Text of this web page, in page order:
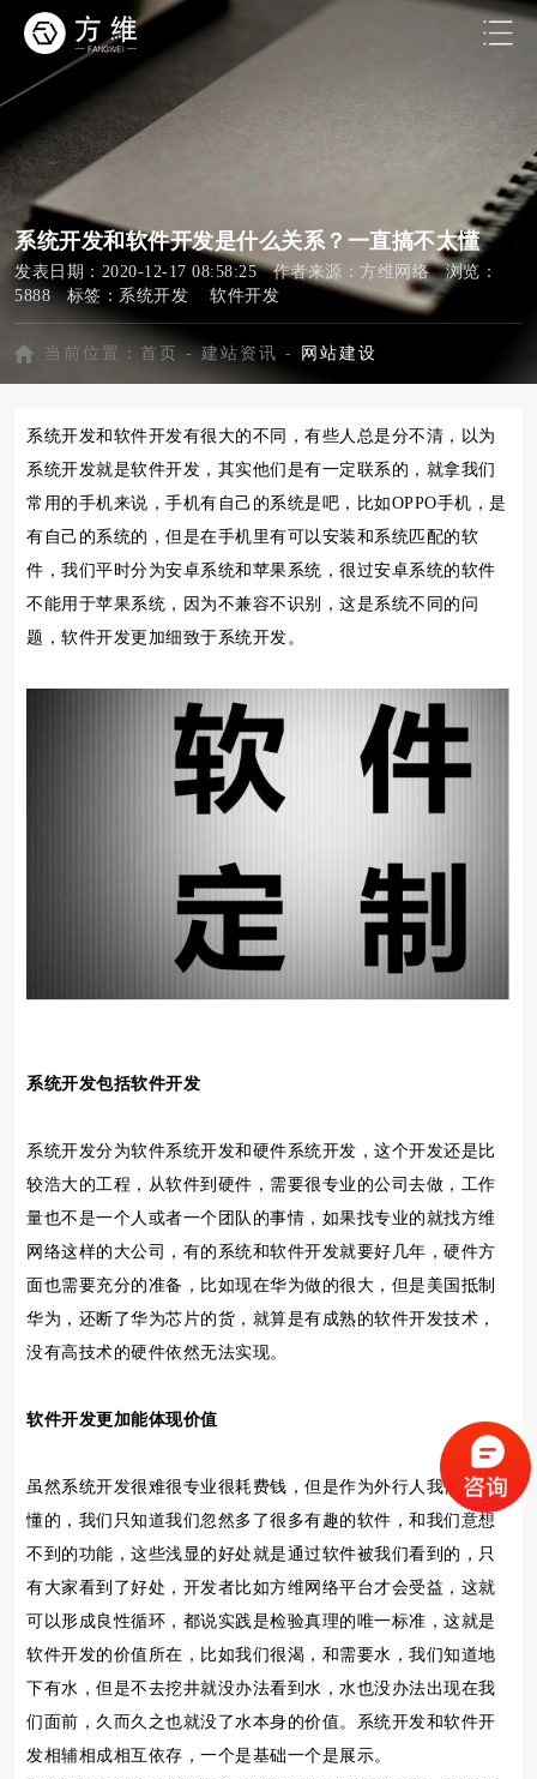
系统开发和软件开发是什么关系？一直搞不太懂
发表日期：2020-12-17 08:58:25 作者来源：方维网络 浏览：
5888 标签： 系统开发 软件开发
当前位置： 首页 - 建站资讯 - 网站建设
系统开发和软件开发有很大的不同，有些人总是分不清，以为
系统开发就是软件开发，其实他们是有一定联系的，就拿我们
常用的手机来说，手机有自己的系统是吧，比如OPPO手机，是
有自己的系统的，但是在手机里有可以安装和系统匹配的软
件，我们平时分为安卓系统和苹果系统，很过安卓系统的软件
不能用于苹果系统，因为不兼容不识别，这是系统不同的问
题，软件开发更加细致于系统开发。
系统开发包括软件开发
系统开发分为软件系统开发和硬件系统开发，这个开发还是比
较浩大的工程，从软件到硬件，需要很专业的公司去做，工作
量也不是一个人或者一个团队的事情，如果找专业的就找方维
网络这样的大公司，有的系统和软件开发就要好几年，硬件方
面也需要充分的准备，比如现在华为做的很大，但是美国抵制
华为，还断了华为芯片的货，就算是有成熟的软件开发技术，
没有高技术的硬件依然无法实现。
软件开发更加能体现价值
虽然系统开发很难很专业很耗费钱，但是作为外行人我们是不
懂的，我们只知道我们忽然多了很多有趣的软件，和我们意想
不到的功能，这些浅显的好处就是通过软件被我们看到的，只
有大家看到了好处，开发者比如方维网络平台才会受益，这就
可以形成良性循环，都说实践是检验真理的唯一标准，这就是
软件开发的价值所在，比如我们很渴，和需要水，我们知道地
下有水，但是不去挖井就没办法看到水，水也没办法出现在我
们面前，久而久之也就没了水本身的价值。系统开发和软件开
发相辅相成相互依存，一个是基础一个是展示。